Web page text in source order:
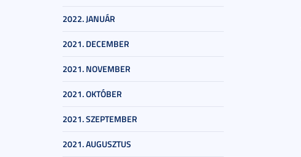
2022. JANUÁR
2021. DECEMBER
2021. NOVEMBER
2021. OKTÓBER
2021. SZEPTEMBER
2021. AUGUSZTUS